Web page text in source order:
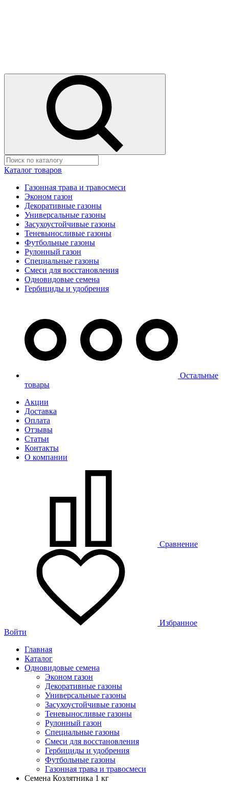
Каталог товаров
Газонная трава и травосмеси
Эконом газон
Декоративные газоны
Универсальные газоны
Засухоустойчивые газоны
Теневыносливые газоны
Футбольные газоны
Рулонный газон
Специальные газоны
Смеси для восстановления
Одновидовые семена
Гербициды и удобрения
Остальные
товары
Акции
Доставка
Оплата
Отзывы
Статьи
Контакты
О компании
Сравнение
Избранное
Войти
Главная
Каталог
Одновидовые семена
Эконом газон
Декоративные газоны
Универсальные газоны
Засухоустойчивые газоны
Теневыносливые газоны
Рулонный газон
Специальные газоны
Смеси для восстановления
Гербициды и удобрения
Футбольные газоны
Газонная трава и травосмеси
Семена Козлятника 1 кг